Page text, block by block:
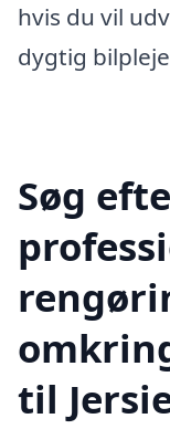
hvis du vil
dygtig
Søg
til